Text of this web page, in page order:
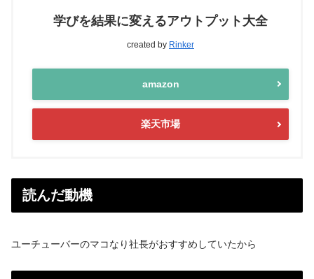
学びを結果に変えるアウトプット大全
created by Rinker
amazon
楽天市場
読んだ動機
ユーチューバーのマコなり社長がおすすめしていたから